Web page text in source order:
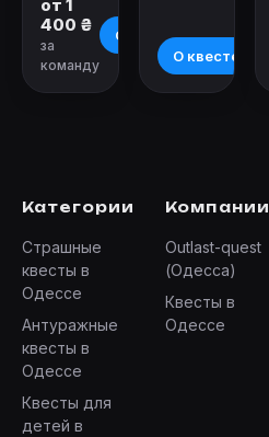
от 1
400 ₴
за
команду
О квесте
О квесте
Категории
Страшные
квесты в
Одессе
Антуражные
квесты в
Одессе
Квесты для
детей в
Компании
Outlast-quest
(Одесса)
Квесты в
Одессе